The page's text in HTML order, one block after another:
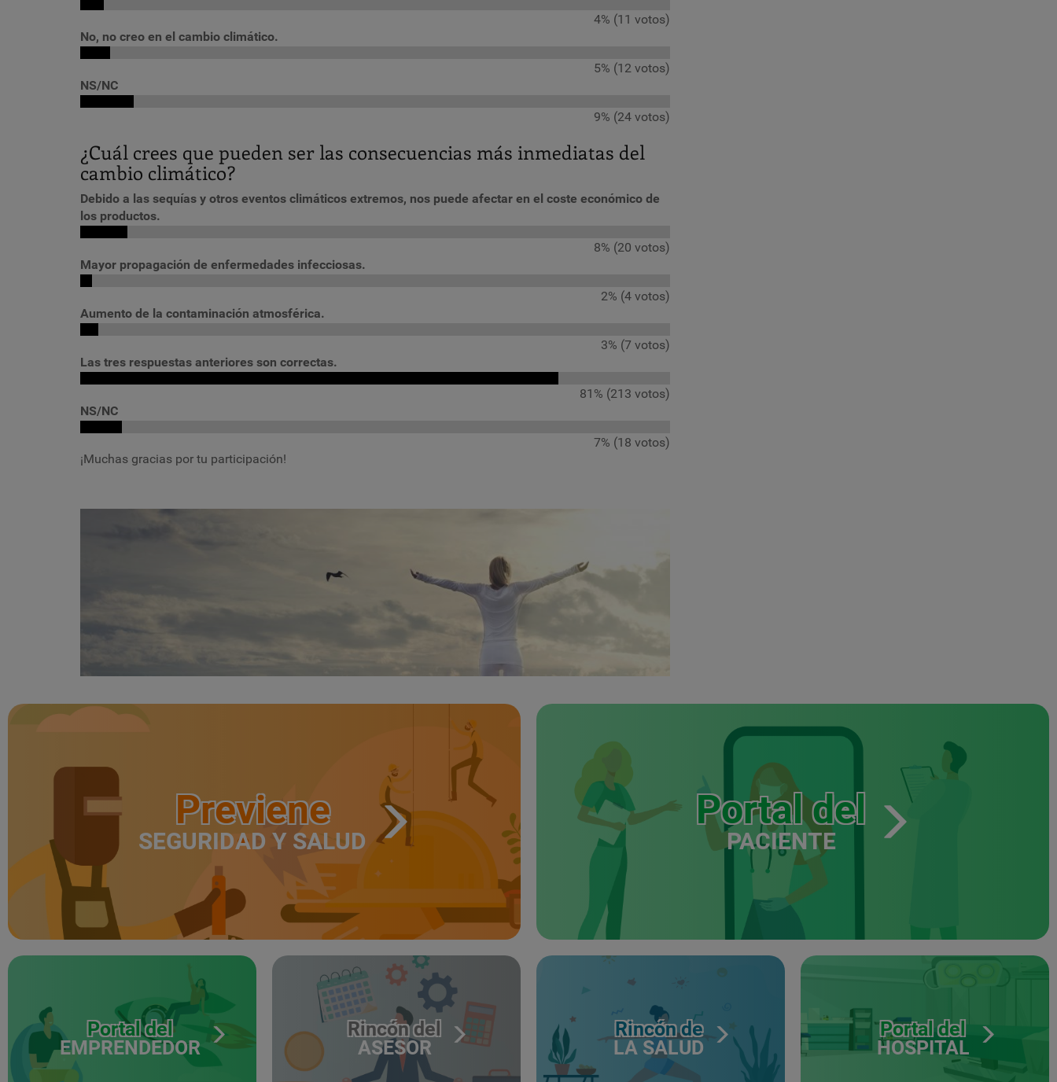
4% (11 votos)
No, no creo en el cambio climático.
5% (12 votos)
NS/NC
9% (24 votos)
¿Cuál crees que pueden ser las consecuencias más inmediatas del
cambio climático?
Debido a las sequías y otros eventos climáticos extremos, nos puede afectar en el coste económico de
los productos.
8% (20 votos)
Mayor propagación de enfermedades infecciosas.
2% (4 votos)
Aumento de la contaminación atmosférica.
3% (7 votos)
Las tres respuestas anteriores son correctas.
81% (213 votos)
NS/NC
7% (18 votos)
¡Muchas gracias por tu participación!
Previene
SEGURIDAD Y SALUD
Portal del
PACIENTE
Portal del
EMPRENDEDOR
Rincón del
ASESOR
Rincón de
LA SALUD
Portal del
HOSPITAL